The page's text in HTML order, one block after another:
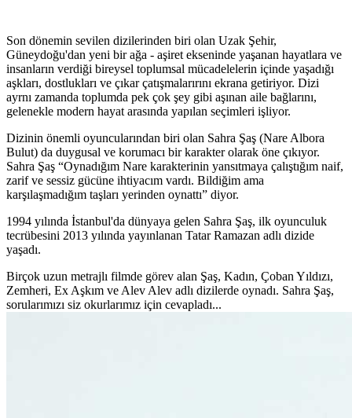
Son dönemin sevilen dizilerinden biri olan Uzak Şehir,
Güneydoğu'dan yeni bir ağa - aşiret ekseninde yaşanan hayatlara ve
insanların verdiği bireysel toplumsal mücadelelerin içinde yaşadığı
aşkları, dostlukları ve çıkar çatışmalarırını ekrana getiriyor. Dizi
ayrnı zamanda toplumda pek çok şey gibi aşınan aile bağlarını,
gelenekle modern hayat arasında yapılan seçimleri işliyor.
Dizinin önemli oyuncularından biri olan Sahra Şaş (Nare Albora
Bulut) da duygusal ve korumacı bir karakter olarak öne çıkıyor.
Sahra Şaş “Oynadığım Nare karakterinin yansıtmaya çalıştığım naif,
zarif ve sessiz gücüne ihtiyacım vardı. Bildiğim ama
karşılaşmadığım taşları yerinden oynattı” diyor.
1994 yılında İstanbul'da dünyaya gelen Sahra Şaş, ilk oyunculuk
tecrübesini 2013 yılında yayınlanan Tatar Ramazan adlı dizide
yaşadı.
Birçok uzun metrajlı filmde görev alan Şaş, Kadın, Çoban Yıldızı,
Zemheri, Ex Aşkım ve Alev Alev adlı dizilerde oynadı. Sahra Şaş,
sorularımızı siz okurlarımız için cevapladı...